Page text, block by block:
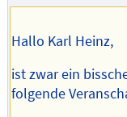
Hallo Karl Heinz,
ist zwar ein
folgende